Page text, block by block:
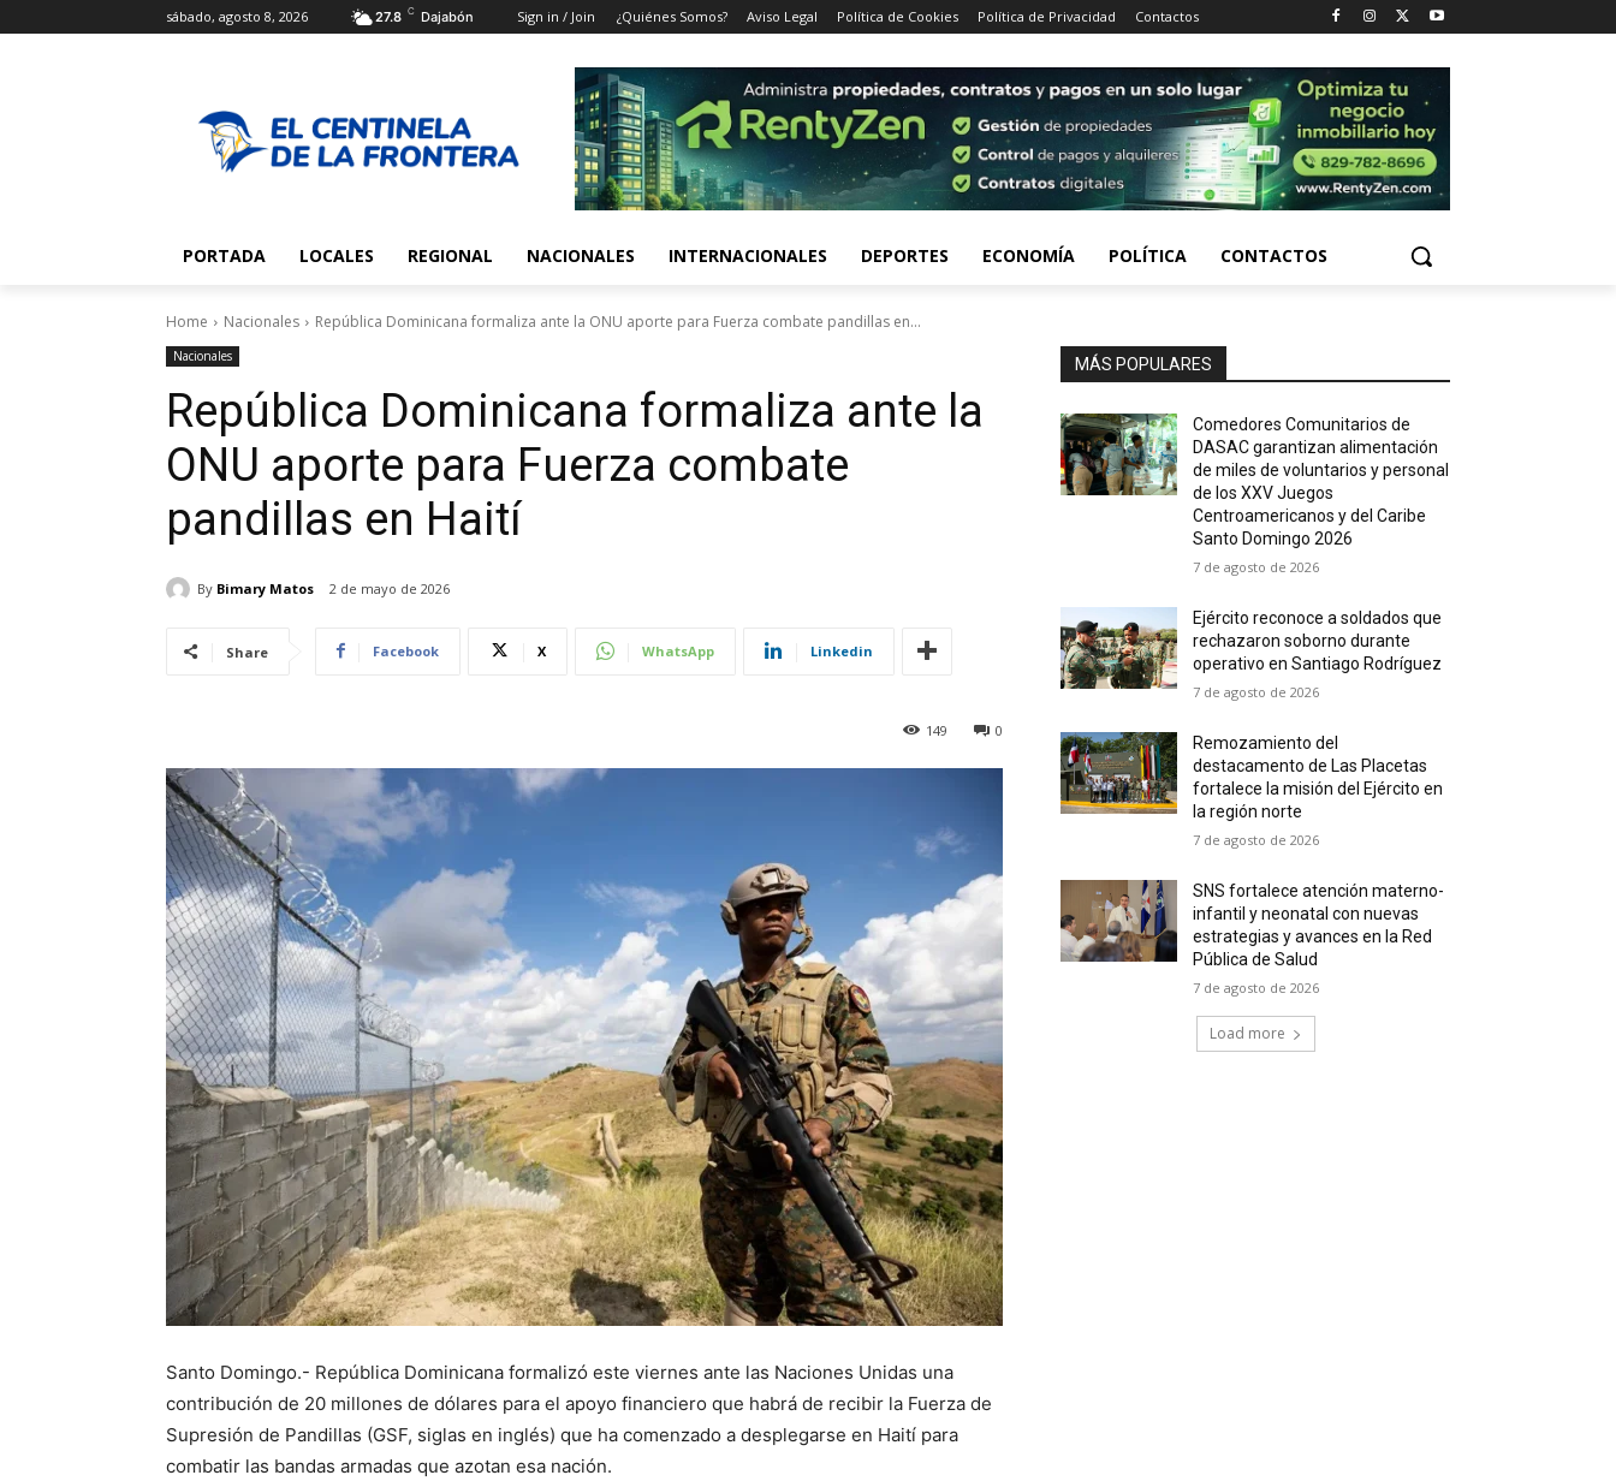
sábado, agosto 8, 2026 27.8 C Dajabón Sign in / Join ¿Quiénes Somos? Aviso Legal Política de Cookies Política de Privacidad Contactos
PORTADA LOCALES REGIONAL NACIONALES INTERNACIONALES DEPORTES ECONOMÍA POLÍTICA CONTACTOS
Home Nacionales República Dominicana formaliza ante la ONU aporte para Fuerza combate pandillas en...
Nacionales
República Dominicana formaliza ante la
ONU aporte para Fuerza combate
pandillas en Haití
By Bimary Matos 2 de mayo de 2026
Share Facebook X WhatsApp Linkedin
0
149
Santo Domingo.- República Dominicana formalizó este viernes ante las Naciones Unidas una
contribución de 20 millones de dólares para el apoyo financiero que habrá de recibir la Fuerza de
Supresión de Pandillas (GSF, siglas en inglés) que ha comenzado a desplegarse en Haití para
combatir las bandas armadas que azotan esa nación.
MÁS POPULARES
Comedores Comunitarios de
DASAC garantizan alimentación
de miles de voluntarios y personal
de los XXV Juegos
Centroamericanos y del Caribe
Santo Domingo 2026
7 de agosto de 2026
Ejército reconoce a soldados que
rechazaron soborno durante
operativo en Santiago Rodríguez
7 de agosto de 2026
Remozamiento del
destacamento de Las Placetas
fortalece la misión del Ejército en
la región norte
7 de agosto de 2026
SNS fortalece atención materno-
infantil y neonatal con nuevas
estrategias y avances en la Red
Pública de Salud
7 de agosto de 2026
Load more